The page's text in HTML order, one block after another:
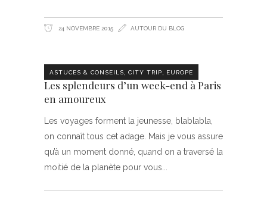
24 NOVEMBRE 2015 AUTOUR DU BLOG
ASTUCES & CONSEILS CITY TRIP EUROPE
Les splendeurs d’un week-end à Paris
en amoureux
Les voyages forment la jeunesse, blablabla,
on connaît tous cet adage. Mais je vous assure
qu’à un moment donné, quand on a traversé la
moitié de la planète pour vous